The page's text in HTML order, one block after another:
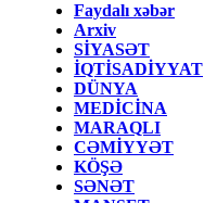
Faydalı xəbər
Arxiv
SİYASƏT
İQTİSADİYYAT
DÜNYA
MEDİCİNA
MARAQLI
CƏMİYYƏT
KÖŞƏ
SƏNƏT